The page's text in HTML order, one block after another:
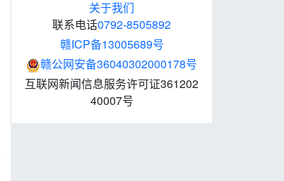
关于我们
联系电话0792-8505892
赣ICP备13005689号
赣公网安备36040302000178号
互联网新闻信息服务许可证361202
40007号